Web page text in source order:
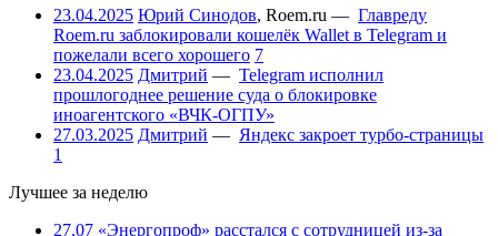
23.04.2025 Юрий Синодов, Roem.ru — Главреду
Roem.ru заблокировали кошелёк Wallet в Telegram и
пожелали всего хорошего 7
23.04.2025 Дмитрий — Telegram исполнил
прошлогоднее решение суда о блокировке
иноагентского «ВЧК-ОГПУ»
27.03.2025 Дмитрий — Яндекс закроет турбо-страницы
1
Лучшее за неделю
27.07 «Энергопроф» расстался с сотрудницей из-за